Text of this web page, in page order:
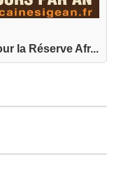
la Réserve Afr...